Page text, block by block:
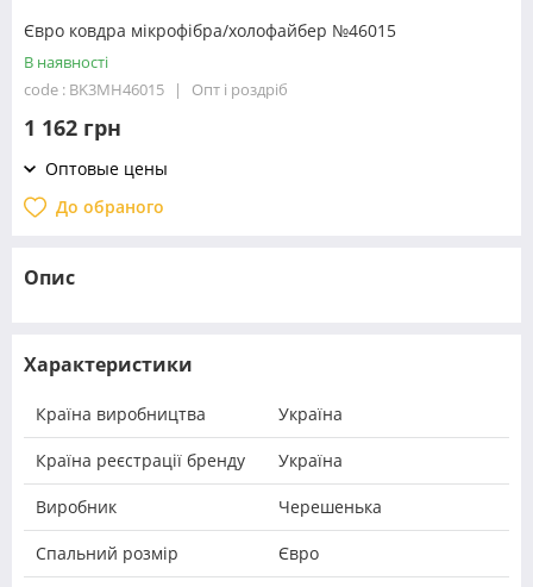
Євро ковдра мікрофібра/холофайбер №46015
В наявності
code : BK3MH46015
Опт і роздріб
1 162 грн
Оптовые цены
До обраного
Опис
Характеристики
Країна виробництва Україна
Країна реєстрації бренду Україна
Виробник Черешенька
Спальний розмір Євро